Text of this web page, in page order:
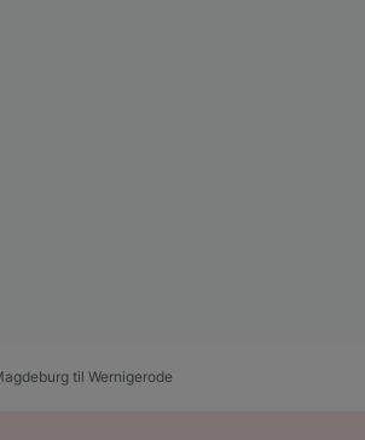
til Wernigerode